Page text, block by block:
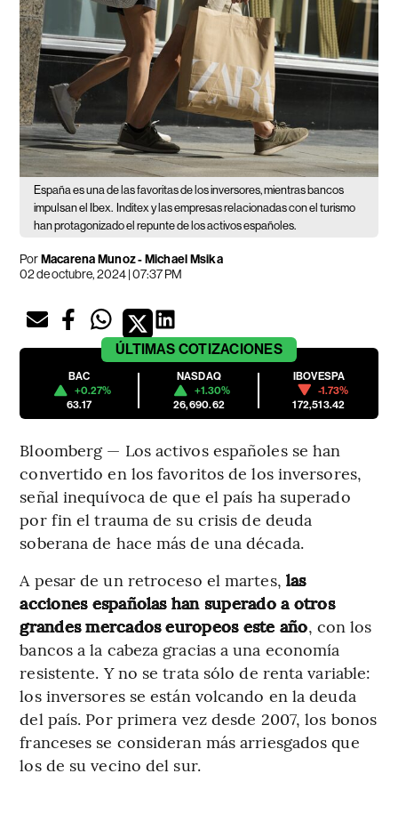
España es una de las favoritas de los inversores, mientras bancos
impulsan el Ibex. Inditex y las empresas relacionadas con el turismo
han protagonizado el repunte de los activos españoles.
PorMacarena Munoz - Michael Msika
02 de octubre, 2024 | 07:37 PM
ÚLTIMAS COTIZACIONES
BAC
+0.27%
63.17
NASDAQ
+1.30%
26,690.62
IBOVESPA
-1.73%
172,513.42
Bloomberg — Los activos españoles se han
convertido en los favoritos de los inversores,
señal inequívoca de que el país ha superado
por fin el trauma de su crisis de deuda
soberana de hace más de una década.
A pesar de un retroceso el martes, las
acciones españolas han superado a otros
grandes mercados europeos este año, con los
bancos a la cabeza gracias a una economía
resistente. Y no se trata sólo de renta variable:
los inversores se están volcando en la deuda
del país. Por primera vez desde 2007, los bonos
franceses se consideran más arriesgados que
los de su vecino del sur.